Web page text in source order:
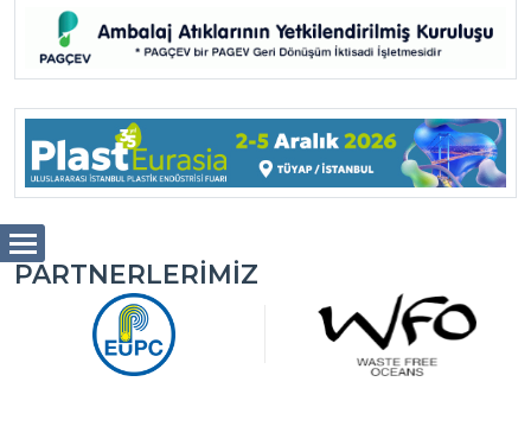
PARTNERLERIMIZ